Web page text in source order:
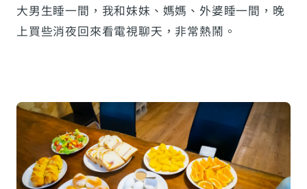
大男生睡一間，我和妹妹、媽媽、外婆睡一間，晚
上買些消夜回來看電視聊天，非常熱鬧。